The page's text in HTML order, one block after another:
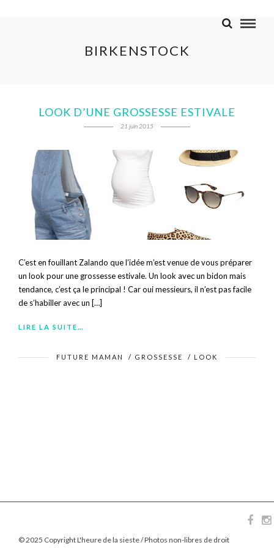
BIRKENSTOCK
LOOK D’UNE GROSSESSE ESTIVALE
21 juin 2015
C’est en fouillant Zalando que l’idée m’est venue de vous préparer
un look pour une grossesse estivale. Un look avec un bidon mais
tendance, c’est ça le principal ! Car oui messieurs, il n’est pas facile
de s’habiller avec un […]
LIRE LA SUITE…
FUTURE MAMAN / GROSSESSE / LOOK
© 2025 Copyright L'heure de la sieste / Photos non-libres de droit